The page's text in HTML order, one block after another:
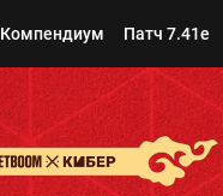
Компендиум Патч 7.41e